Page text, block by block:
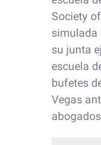
Society
simulada
su junta
escuela
bufetes
Vegas